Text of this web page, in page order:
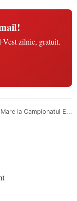
Vest zilnic, gratuit.
la Campionatul E...